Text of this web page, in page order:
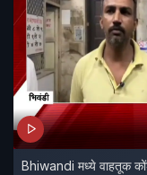
Bhiwandi मध्ये वाहतूक